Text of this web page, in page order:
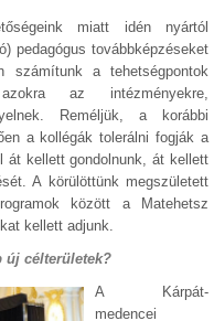
miatt idén nyártól
pedagógus továbbképzéseket
számítunk a tehetségpontok
azokra az intézményekre,
Reméljük, a korábbi
a kollégák tolerálni fogják a
át kellett gondolnunk, át kellett
A körülöttünk megszületett
között a Matehetsz
kellett adjunk.
új célterületek?
A Kárpát-
medencei